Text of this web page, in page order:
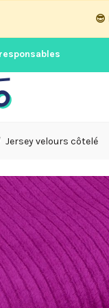
😎
Jersey velours côtelé